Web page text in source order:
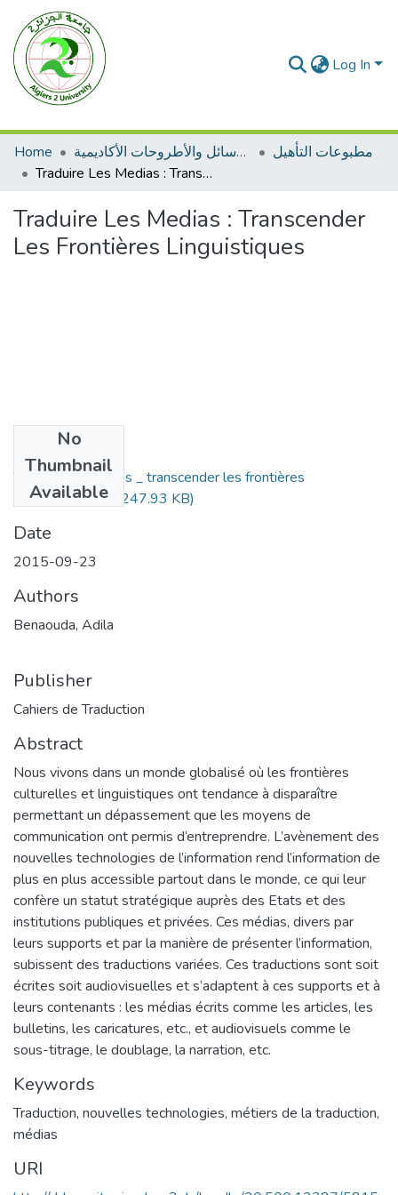
Log In
Home الرسائل والأطروحات الأكاديمية
مطبوعات التأهيل
Traduire Les Medias : Transcender Les Frontières Linguistiques
Traduire Les Medias : Transcender
Les Frontières Linguistiques
No
Thumbnail
Available
Traduire les medias _ transcender les frontières
linguistiques.pdf
(247.93 KB)
Date
2015-09-23
Authors
Benaouda, Adila
Publisher
Cahiers de Traduction
Abstract
Nous vivons dans un monde globalisé où les frontières
culturelles et linguistiques ont tendance à disparaître
permettant un dépassement que les moyens de
communication ont permis d’entreprendre. L’avènement des
nouvelles technologies de l’information rend l’information de
plus en plus accessible partout dans le monde, ce qui leur
confère un statut stratégique auprès des Etats et des
institutions publiques et privées. Ces médias, divers par
leurs supports et par la manière de présenter l’information,
subissent des traductions variées. Ces traductions sont soit
écrites soit audiovisuelles et s’adaptent à ces supports et à
leurs contenants : les médias écrits comme les articles, les
bulletins, les caricatures, etc., et audiovisuels comme le
sous-titrage, le doublage, la narration, etc.
Keywords
Traduction, nouvelles technologies, métiers de la traduction,
médias
URI